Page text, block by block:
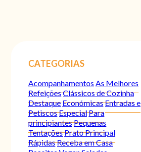
CATEGORIAS
Acompanhamentos As Melhores
RefeiçõesClássicos de Cozinha
Destaque EconómicasEntradas e
PetiscosEspecialPara
principiantesPequenas
TentaçõesPrato Principal
RápidasReceba em Casa